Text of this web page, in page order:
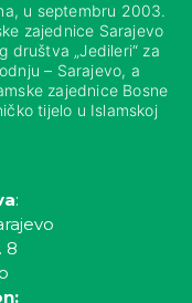
u septembru 2003.
zajednice Sarajevo
društva „Jedileri“ za
– Sarajevo, a
zajednice Bosne
tijelo u Islamskoj
:
8